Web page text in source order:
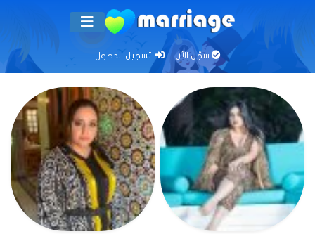
سجّل الآن تسجيل الدخول